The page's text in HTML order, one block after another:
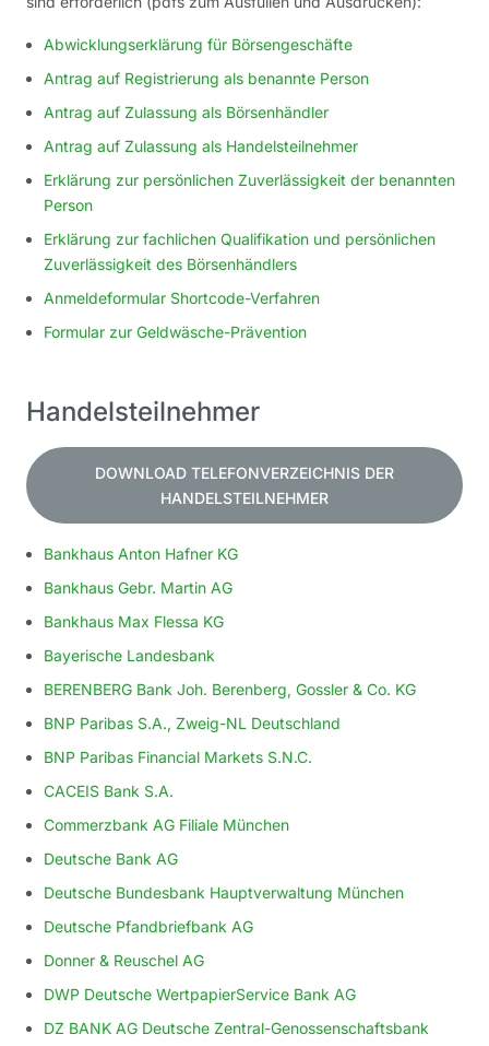
Abwicklungserklärung für Börsengeschäfte
Antrag auf Registrierung als benannte Person
Antrag auf Zulassung als Börsenhändler
Antrag auf Zulassung als Handelsteilnehmer
Erklärung zur persönlichen Zuverlässigkeit der benannten
Person
Erklärung zur fachlichen Qualifikation und persönlichen
Zuverlässigkeit des Börsenhändlers
Anmeldeformular Shortcode-Verfahren
Formular zur Geldwäsche-Prävention
Handelsteilnehmer
DOWNLOAD TELEFONVERZEICHNIS DER
HANDELSTEILNEHMER
Bankhaus Anton Hafner KG
Bankhaus Gebr. Martin AG
Bankhaus Max Flessa KG
Bayerische Landesbank
BERENBERG Bank Joh. Berenberg, Gossler & Co. KG
BNP Paribas S.A., Zweig-NL Deutschland
BNP Paribas Financial Markets S.N.C.
CACEIS Bank S.A.
Commerzbank AG Filiale München
Deutsche Bank AG
Deutsche Bundesbank Hauptverwaltung München
Deutsche Pfandbriefbank AG
Donner & Reuschel AG
DWP Deutsche WertpapierService Bank AG
DZ BANK AG Deutsche Zentral-Genossenschaftsbank